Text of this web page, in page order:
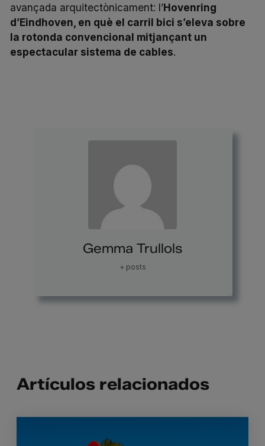
avançada arquitectònicament: l’Hovenring
d’Eindhoven, en què el carril bici s’eleva sobre
la rotonda convencional mitjançant un
espectacular sistema de cables.
Gemma Trullols
+ posts
Artículos relacionados